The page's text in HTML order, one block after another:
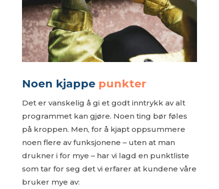
Noen kjappe punkter
Det er vanskelig å gi et godt inntrykk av alt
programmet kan gjøre. Noen ting bør føles
på kroppen. Men, for å kjapt oppsummere
noen flere av funksjonene – uten at man
drukner i for mye – har vi lagd en punktliste
som tar for seg det vi erfarer at kundene våre
bruker mye av: